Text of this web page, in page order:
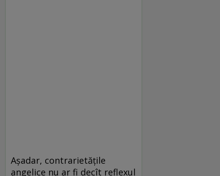
Aşadar, contrarietăţile
angelice nu ar fi decît reflexul